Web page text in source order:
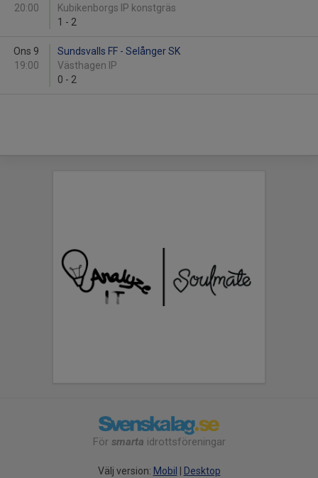
20:00
Kubikenborgs IP konstgräs
1 - 2
Ons 9
19:00
Sundsvalls FF - Selånger SK
Västhagen IP
0 - 2
För smarta idrottsföreningar
Välj version: Mobil Desktop